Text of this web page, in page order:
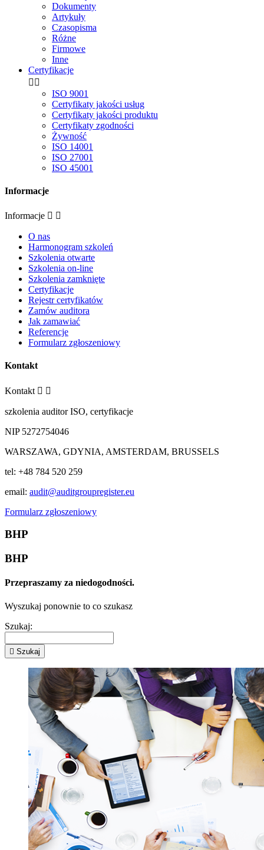
Dokumenty
Artykuły
Czasopisma
Różne
Firmowe
Inne
Certyfikacje
 
ISO 9001
Certyfikaty jakości usług
Certyfikaty jakości produktu
Certyfikaty zgodności
Żywność
ISO 14001
ISO 27001
ISO 45001
Informacje
Informacje  
O nas
Harmonogram szkoleń
Szkolenia otwarte
Szkolenia on-line
Szkolenia zamknięte
Certyfikacje
Rejestr certyfikatów
Zamów auditora
Jak zamawiać
Referencje
Formularz zgłoszeniowy
Kontakt
Kontakt  
szkolenia auditor ISO, certyfikacje
NIP 5272754046
WARSZAWA, GDYNIA, AMSTERDAM, BRUSSELS
tel: +48 784 520 259
email: audit@auditgroupregister.eu
Formularz zgłoszeniowy
BHP
BHP
Przepraszamy za niedogodności.
Wyszukaj ponownie to co szukasz
Szukaj:
 Szukaj